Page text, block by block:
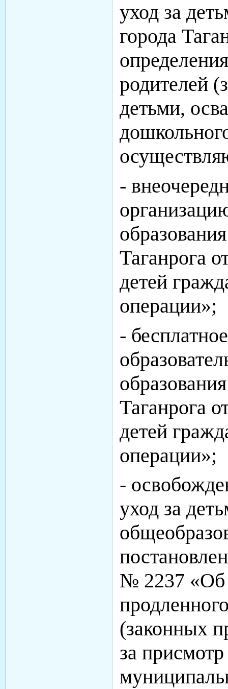
уход за
города
родителей
детьми,
-
Таганрога
детей
операции»;
-
Таганрога
детей
операции»;
-
уход за
№ 2237 «Об
(законных
за